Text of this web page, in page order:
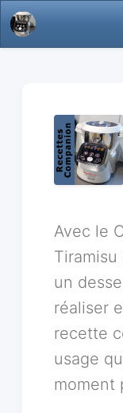
Avec le
un
réaliser
recette
usage
moment